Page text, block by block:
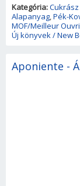
Kategória:
Alapanyag,Pék-
MOF/Meilleur
Új könyvek / New
Aponiente -